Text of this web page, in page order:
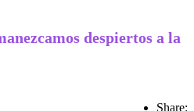
despiertos a la
Share: